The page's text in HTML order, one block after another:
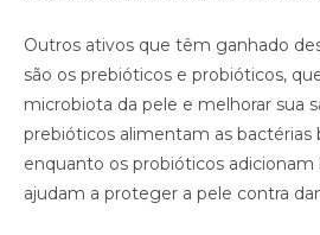
Outros ativos que têm ganhado
são os prebióticos e probióticos,
microbiota da pele e melhorar sua
prebióticos alimentam as bactérias
enquanto os probióticos adicionam
ajudam a proteger a pele contra